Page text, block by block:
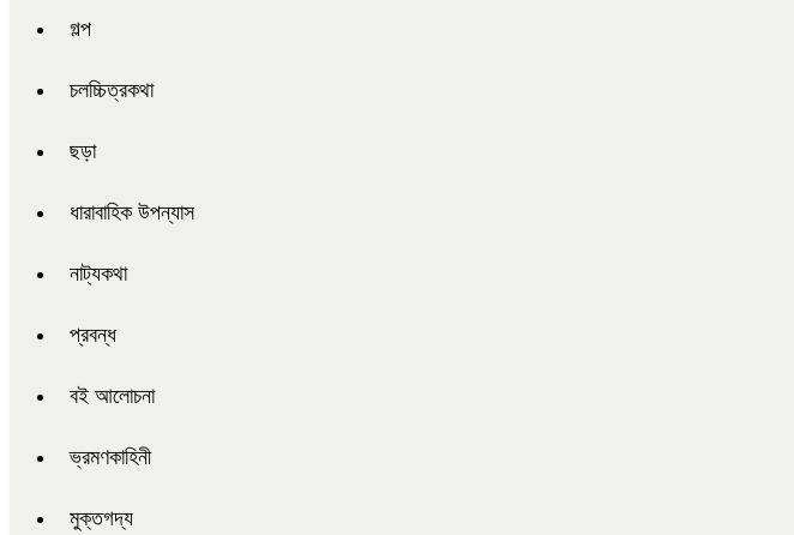
গল্প
চলচ্চিত্রকথা
ছড়া
ধারাবাহিক উপন্যাস
নাট্যকথা
প্রবন্ধ
বই আলোচনা
ভ্রমণকাহিনী
মুক্তগদ্য